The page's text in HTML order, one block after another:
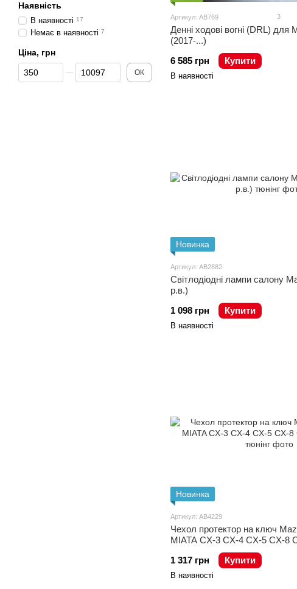
Артикул: AB769 3
Денні ходові вогні (DRL) для
(2017-...)
6 585 грн
Купити
В наявності
Новинка
Артикул: AB2882
Світлодіодні лампи салону
р.в.)
1 098 грн
Купити
В наявності
Новинка
Артикул: AB4229
Чехол протектор на ключ
MIATA CX-3 CX-4 CX-5 CX-8
1 317 грн
Купити
В наявності
Наявність
В наявності 17
Немає в наявності 7
Ціна, грн
Від Ціна, грн
До Ціна, грн ОК